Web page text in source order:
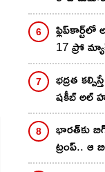
ఫ్లిప్‌కార్ట్‌లో
17 ప్రో
భద్రత
షకీబ్ అల్
భారత్‌కు
ట్రంప్.. ఆ
ఆమోదం..